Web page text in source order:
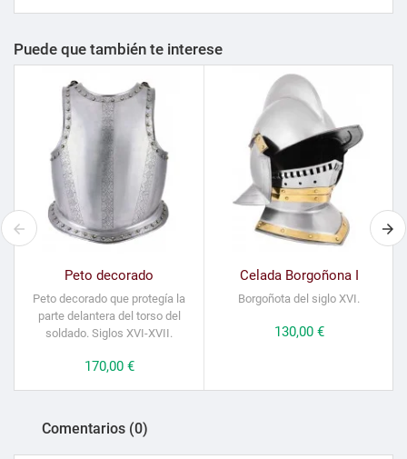
Puede que también te interese
Peto decorado
Peto decorado que protegía la
parte delantera del torso del
soldado. Siglos XVI-XVII.
Precio
170,00 €
Celada Borgoñona I
Borgoñota del siglo XVI.
Precio
130,00 €
Comentarios (0)